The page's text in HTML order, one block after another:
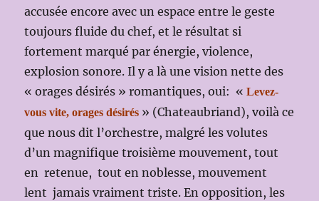
accusée encore avec un espace entre le geste
toujours fluide du chef, et le résultat si
fortement marqué par énergie, violence,
explosion sonore. Il y a là une vision nette des
« orages désirés » romantiques, oui: «Levez-
vous vite, orages désirés » (Chateaubriand), voilà ce
que nous dit l’orchestre, malgré les volutes
d’un magnifique troisième mouvement, tout
en retenue, tout en noblesse, mouvement
lent jamais vraiment triste. En opposition, les